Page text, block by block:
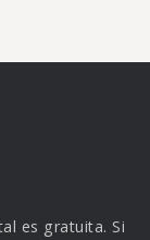
es gratuita. Si